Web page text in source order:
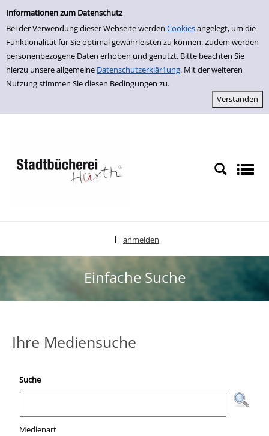
Einfache Suche
Informationen zum Datenschutz
Bei der Verwendung dieser Webseite werden Cookiesangelegt, um die
Funktionalität für Sie optimal gewährleisten zu können. Zudem werden
personenbezogene Daten erhoben und genutzt. Bitte beachten Sie
hierzu unsere allgemeine Datenschutzerklär1ung. Mit der weiteren
Nutzung stimmen Sie diesen Bedingungen zu.
zur Navigation springen
zum Inhalt springen
Zur Detailanzeige springen
anmelden
Einfache Suche
Ihre Mediensuche
Suche
Medienart